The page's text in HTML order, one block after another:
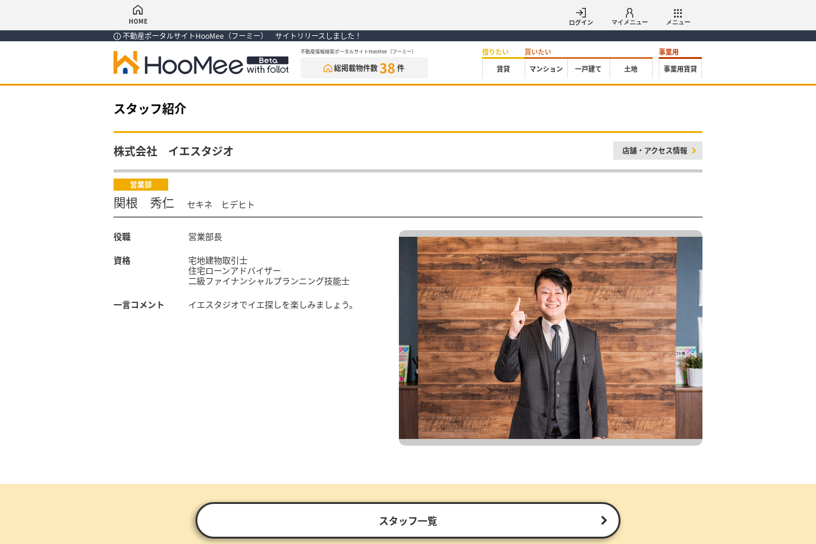
HOME ログイン マイメニュー メニュー
不動産ポータルサイトHooMee（フーミー） サイトリリースしました！
不動産情報検索ポータルサイトHooMee（フーミー）
総掲載物件数38 件
借りたい
賃貸
買いたい
マンション
一戸建て 土地
事業用
事業用賃貸
スタッフ紹介
株式会社 イエスタジオ 店舗・アクセス情報
営業部
関根 秀仁 セキネ ヒデヒト
役職
営業部長
資格
宅地建物取引士
住宅ローンアドバイザー
二級ファイナンシャルプランニング技能士
一言コメント
イエスタジオでイエ探しを楽しみましょう。
スタッフ一覧